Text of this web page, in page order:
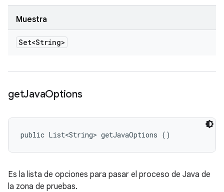
Muestra
Set<String>
getJavaOptions
public List<String> getJavaOptions ()
Es la lista de opciones para pasar el proceso de Java de
la zona de pruebas.